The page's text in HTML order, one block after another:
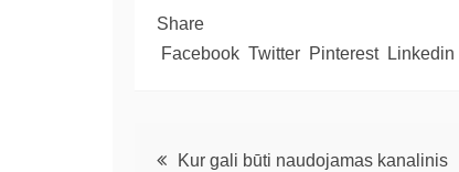
Share
Facebook Twitter Pinterest Linkedin
Kur gali būti naudojamas kanalinis